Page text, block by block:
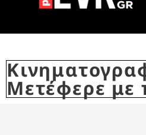
Μετέφερε με